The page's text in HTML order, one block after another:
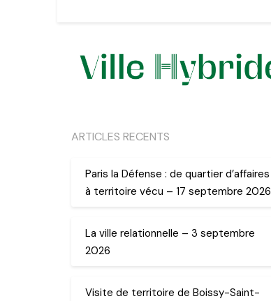
ARTICLES RECENTS
Paris la Défense : de quartier d’affaires
à territoire vécu – 17 septembre 2026
La ville relationnelle – 3 septembre
2026
Visite de territoire de Boissy-Saint-